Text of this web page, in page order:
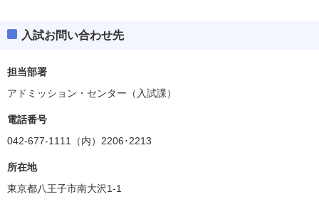
入試お問い合わせ先
担当部署
アドミッション・センター（入試課）
電話番号
042-677-1111（内）2206･2213
所在地
東京都八王子市南大沢1-1